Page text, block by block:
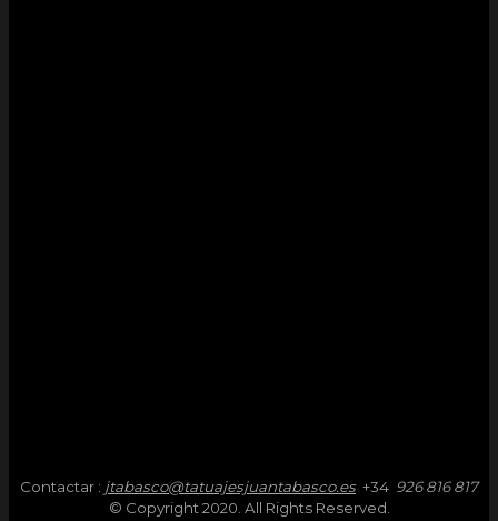
Contactar : jtabasco@tatuajesjuantabasco.es+34 926 816 817
© Copyright 2020. All Rights Reserved.